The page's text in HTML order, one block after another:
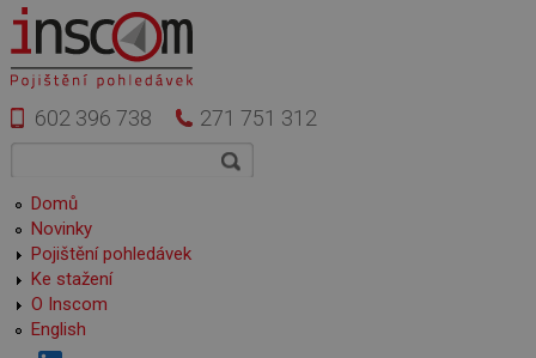
Přejít k hlavnímu obsahu
602 396 738 271 751 312
Hlavní menu
Domů
Novinky
Pojištění pohledávek
Ke stažení
O Inscom
English